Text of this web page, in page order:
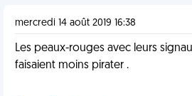
mercredi 14 août 2019 16:38
Les peaux-rouges avec leurs
faisaient moins pirater .